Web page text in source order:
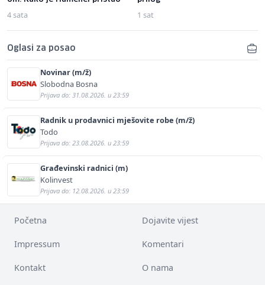
4 sata 1 sat
Oglasi za posao
Novinar (m/ž)
Slobodna Bosna
Prijava do: 31.08.2026. u 23:59
Radnik u prodavnici mješovite robe (m/ž)
Todo
Prijava do: 23.08.2026. u 23:59
Građevinski radnici (m)
Kolinvest
Prijava do: 12.08.2026. u 23:59
Početna Dojavite vijest
Impressum Komentari
Kontakt O nama